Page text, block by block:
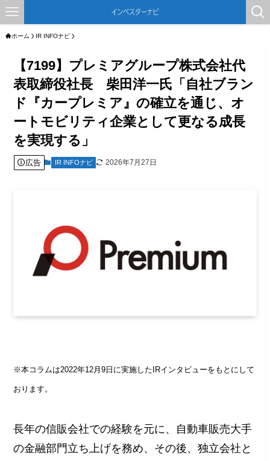
ホーム IR INFOナビ
【7199】プレミアグループ株式会社代
表取締役社長 柴田洋一氏「自社ブラン
ド『カープレミア』の確立を通じ、オ
ートモビリティ企業として更なる成長
を実現する」
広告 IR INFOナビ 2026年7月27日
※本コラムは2022年12月9日に実施したIRインタビューをもとにして
おります。
長年の信販会社での経験を元に、自動車販売大手
の金融部門立ち上げを務め、その後、独立会社と